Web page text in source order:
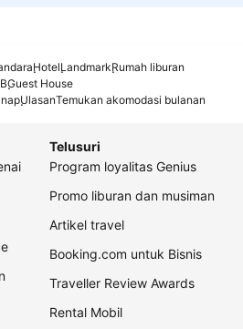
HotelLandmarkRumah liburan
Guest House
UlasanTemukan akomodasi bulanan
Telusuri
Program loyalitas Genius
Promo liburan dan musiman
Artikel travel
Booking.com untuk Bisnis
Traveller Review Awards
Rental Mobil